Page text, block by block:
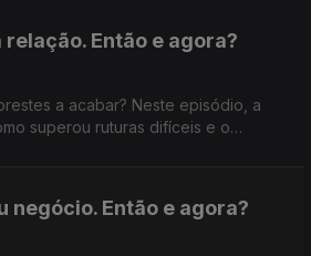
Então e agora?
a acabar? Neste episódio, a
superou ruturas difíceis e o
negócio. Então e agora?